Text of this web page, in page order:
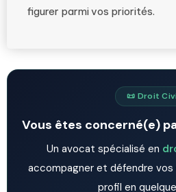
figurer parmi vos priorités.
📜 Droit
Vous êtes concerné(e)
Un avocat spécialisé en
accompagner et défendre vos
profil en